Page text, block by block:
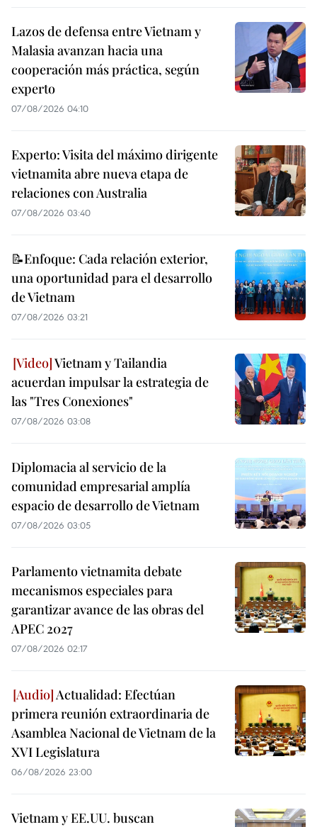
Lazos de defensa entre Vietnam y
Malasia avanzan hacia una
cooperación más práctica, según
experto
07/08/2026 04:10
Experto: Visita del máximo dirigente
vietnamita abre nueva etapa de
relaciones con Australia
07/08/2026 03:40
📝Enfoque: Cada relación exterior,
una oportunidad para el desarrollo
de Vietnam
07/08/2026 03:21
Vietnam y Tailandia
acuerdan impulsar la estrategia de
las "Tres Conexiones"
07/08/2026 03:08
Diplomacia al servicio de la
comunidad empresarial amplía
espacio de desarrollo de Vietnam
07/08/2026 03:05
Parlamento vietnamita debate
mecanismos especiales para
garantizar avance de las obras del
APEC 2027
07/08/2026 02:17
Actualidad: Efectúan
primera reunión extraordinaria de
Asamblea Nacional de Vietnam de la
XVI Legislatura
06/08/2026 23:00
Vietnam y EE.UU. buscan